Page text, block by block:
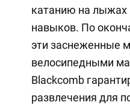
катанию на
навыков. По
эти заснеженные
велосипедными
Blackcomb
развлечения для